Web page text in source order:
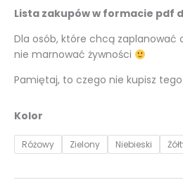
Lista zakupów w formacie pdf
Dla osób, które chcą zaplanować
nie marnować żywności
Pamiętaj, to czego nie kupisz tego
Kolor
Różowy Zielony Niebieski
ilość
zakupów